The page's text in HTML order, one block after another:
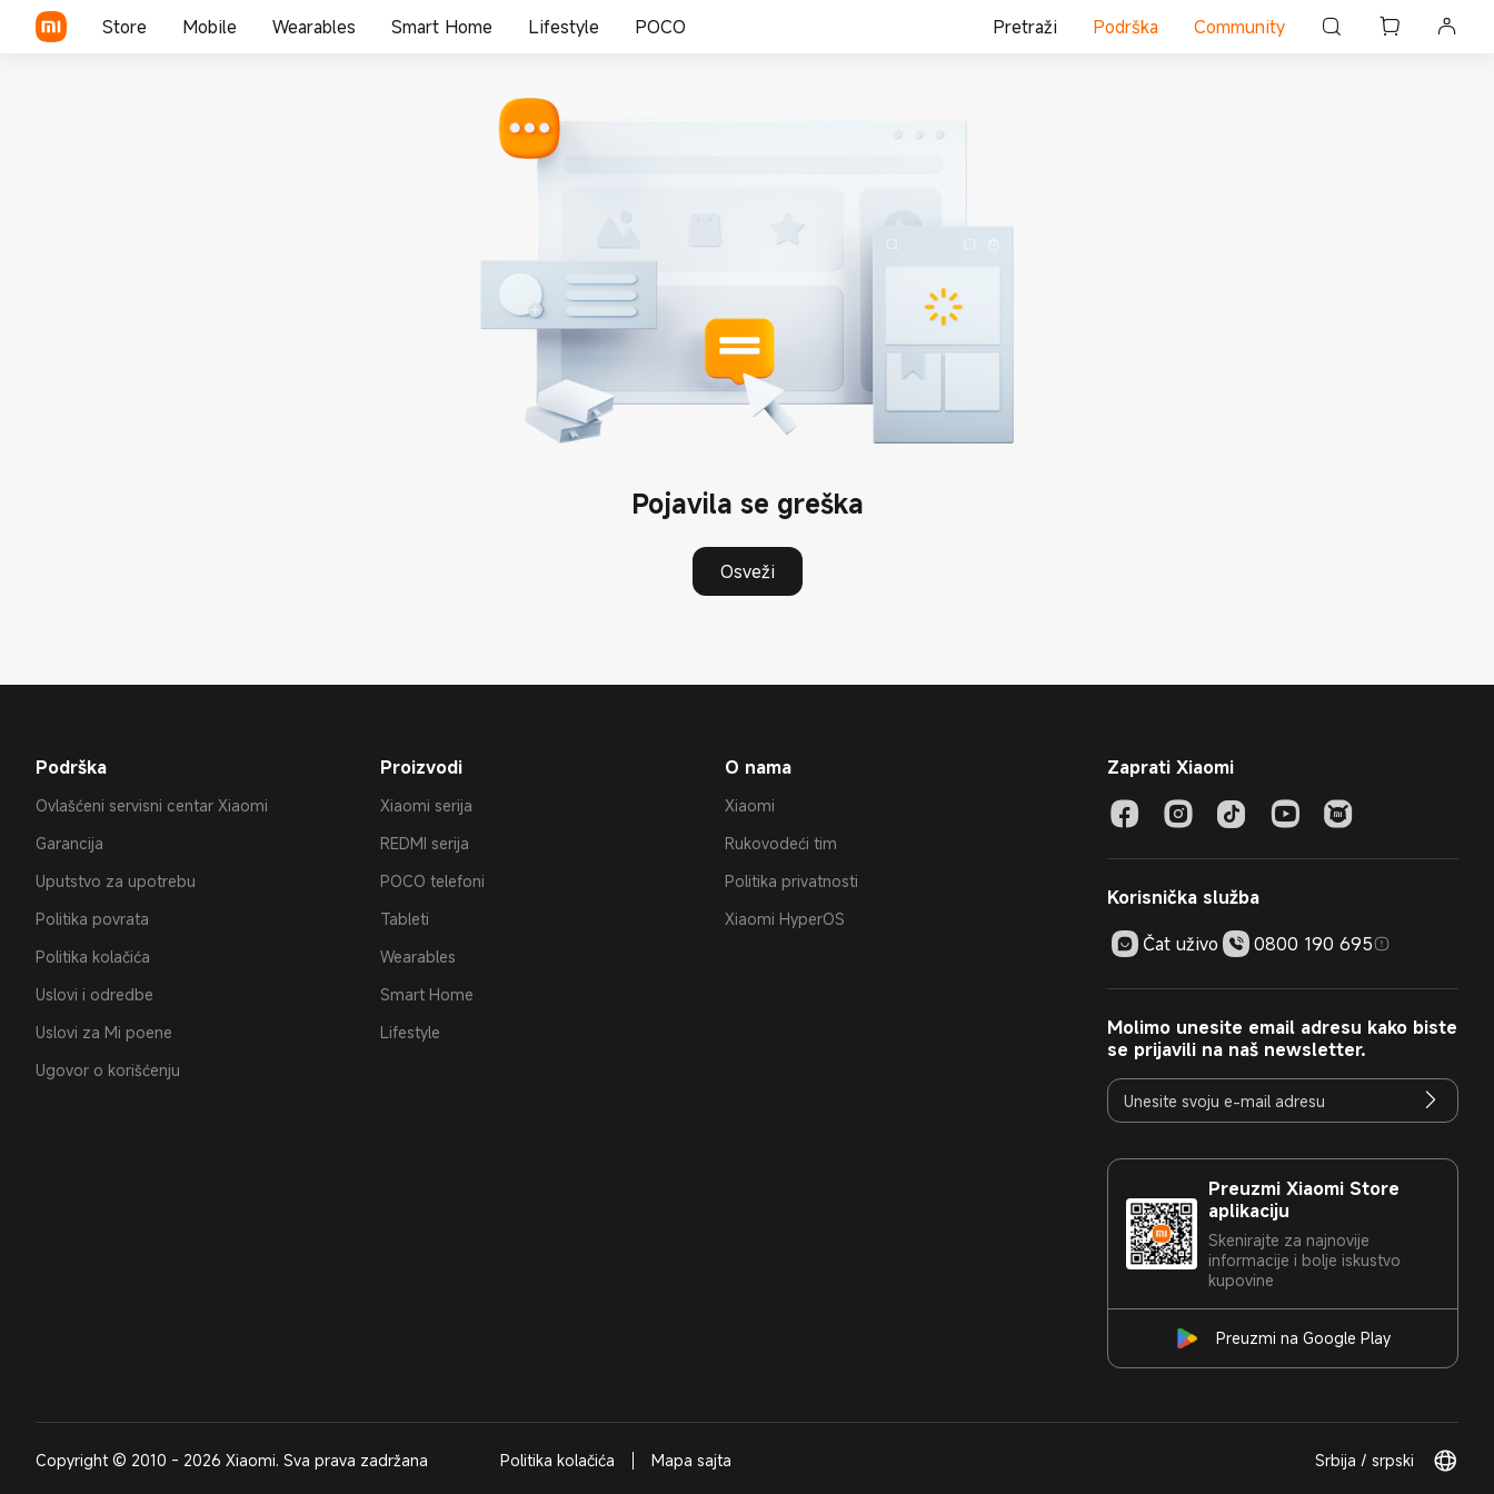
Store Mobile Wearables Smart Home Lifestyle POCO Pretraži Podrška Community
Pojavila se greška
Osveži
Podrška
Ovlašćeni servisni centar Xiaomi
Garancija
Uputstvo za upotrebu
Politika povrata
Politika kolačića
Uslovi i odredbe
Uslovi za Mi poene
Ugovor o korišćenju
Proizvodi
Xiaomi serija
REDMI serija
POCO telefoni
Tableti
Wearables
Smart Home
Lifestyle
O nama
Xiaomi
Rukovodeći tim
Politika privatnosti
Xiaomi HyperOS
Zaprati Xiaomi
Korisnička služba
Čat uživo
0800 190 695
Molimo unesite email adresu kako biste
se prijavili na naš newsletter.
Preuzmi Xiaomi Store
aplikaciju
Skenirajte za najnovije
informacije i bolje iskustvo
kupovine
Preuzmi na Google Play
Copyright © 2010 - 2026 Xiaomi. Sva prava zadržana Politika kolačića Mapa sajta Srbija / srpski